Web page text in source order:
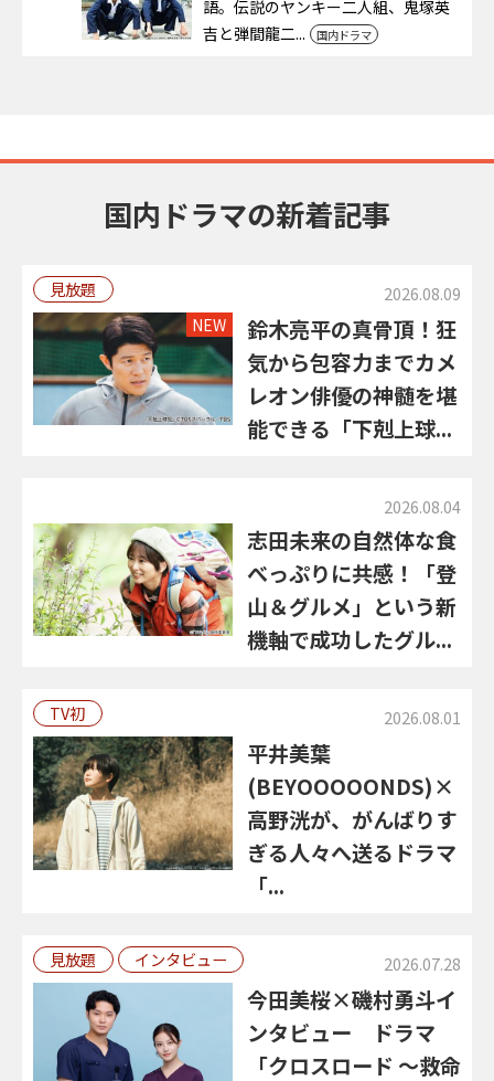
語。伝説のヤンキー二人組、鬼塚英
吉と弾間龍二...
国内ドラマ
国内ドラマの新着記事
見放題 2026.08.09
NEW
鈴木亮平の真骨頂！狂
気から包容力までカメ
レオン俳優の神髄を堪
能できる「下剋上球...
2026.08.04
志田未来の自然体な食
べっぷりに共感！「登
山＆グルメ」という新
機軸で成功したグル...
TV初 2026.08.01
平井美葉
(BEYOOOOONDS)×
高野洸が、がんばりす
ぎる人々へ送るドラマ
「...
見放題 インタビュー 2026.07.28
今田美桜×磯村勇斗イ
ンタビュー ドラマ
「クロスロード ～救命